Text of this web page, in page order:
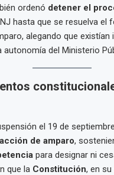
ordenó detener el
hasta que se resuelva el
alegando que existían
autonomía del Ministerio
el 19 de
de amparo,
para designar ni
que la Constitución, en su